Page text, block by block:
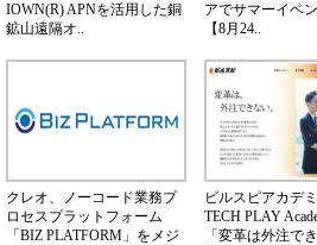
IOWN(R) APNを活用した銅
鉱山遠隔オ..
アでサマーイベ
【8月24..
クレオ、ノーコード業務プ
ロセスプラットフォーム
「BIZ PLATFORM」をメジ
ビルスピアカデ
TECH PLAY
「変革は外注で